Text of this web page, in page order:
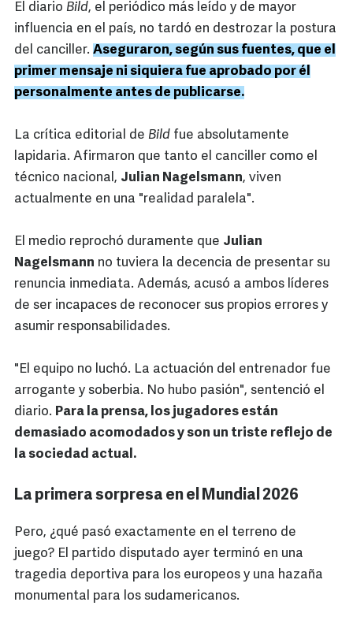
El diario Bild, el periódico más leído y de mayor
influencia en el país, no tardó en destrozar la postura
del canciller. Aseguraron, según sus fuentes, que el
primer mensaje ni siquiera fue aprobado por él
personalmente antes de publicarse.
La crítica editorial de Bild fue absolutamente
lapidaria. Afirmaron que tanto el canciller como el
técnico nacional, Julian Nagelsmann, viven
actualmente en una "realidad paralela".
El medio reprochó duramente que Julian
Nagelsmann no tuviera la decencia de presentar su
renuncia inmediata. Además, acusó a ambos líderes
de ser incapaces de reconocer sus propios errores y
asumir responsabilidades.
"El equipo no luchó. La actuación del entrenador fue
arrogante y soberbia. No hubo pasión", sentenció el
diario. Para la prensa, los jugadores están
demasiado acomodados y son un triste reflejo de
la sociedad actual.
La primera sorpresa en el Mundial 2026
Pero, ¿qué pasó exactamente en el terreno de
juego? El partido disputado ayer terminó en una
tragedia deportiva para los europeos y una hazaña
monumental para los sudamericanos.